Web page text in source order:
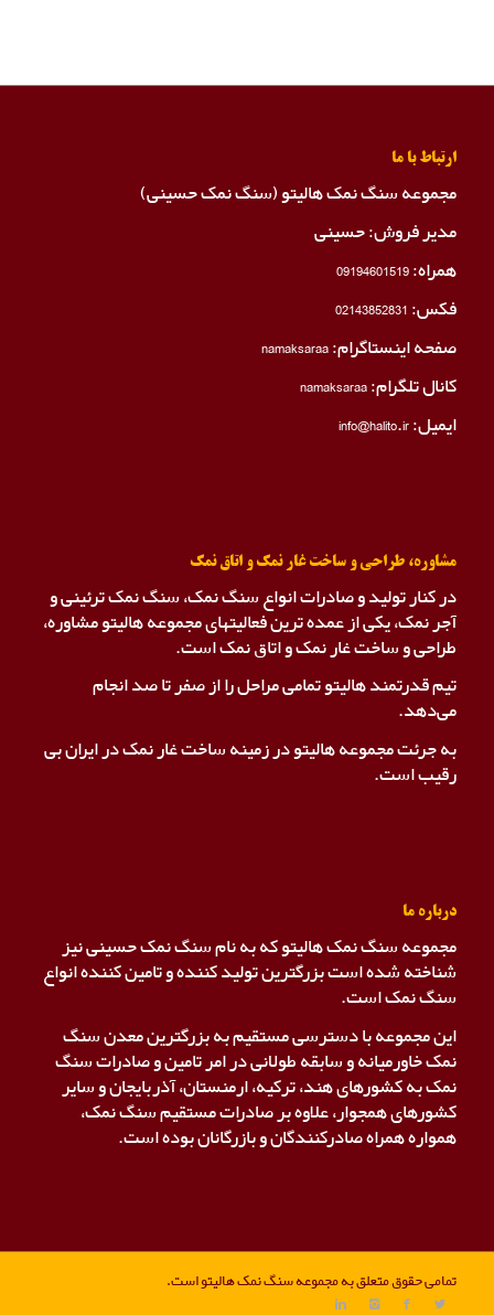
ارتباط با ما
مجموعه سنگ نمک هالیتو (سنگ نمک حسینی)
مدیر فروش: حسینی
همراه:09194601519
فکس:02143852831
صفحه اینستاگرام:namaksaraa
کانال تلگرام:namaksaraa
ایمیل: info@halito.ir
مشاوره، طراحی و ساخت غار نمک و اتاق نمک
در کنار تولید و صادرات انواع سنگ نمک، سنگ نمک ترئینی و
آجر نمک، یکی از عمده ترین فعالیتهای مجموعه هالیتو مشاوره،
طراحی و ساخت غار نمک و اتاق نمک است.
تیم قدرتمند هالیتو تمامی مراحل را از صفر تا صد انجام
می‌دهد.
به جرئت مجموعه هالیتو در زمینه ساخت غار نمک در ایران بی
رقیب است.
درباره ما
مجموعه سنگ نمک هالیتو که به نام سنگ نمک حسینی نیز
شناخته شده است بزرگترین تولید کننده و تامین کننده انواع
سنگ نمک است.
این مجموعه با دسترسی مستقیم به بزرگترین معدن سنگ
نمک خاورمیانه و سابقه طولانی در امر تامین و صادرات سنگ
نمک به کشورهای هند، ترکیه، ارمنستان، آذربایجان و سایر
کشورهای همجوار، علاوه بر صادرات مستقیم سنگ نمک،
همواره همراه صادرکنندگان و بازرگانان بوده است.
تمامی حقوق متعلق به مجموعه سنگ نمک هالیتو است.